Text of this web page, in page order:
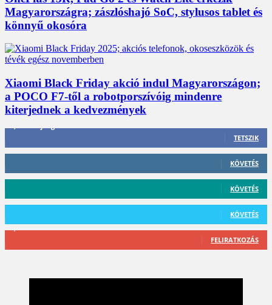
Magyarországra; zászlóshajó SoC, stylusos tablet és
könnyű okosóra
Xiaomi Black Friday akció indul Magyarországon;
a POCO F7-től a robotporszívóig mindenre
kiterjednek a kedvezmények
TETSZIK
412 Követő
KÖVETÉS
59 Követő
KÖVETÉS
101 Követő
KÖVETÉS
2,589 Feliratkozó
FELIRATKOZÁS